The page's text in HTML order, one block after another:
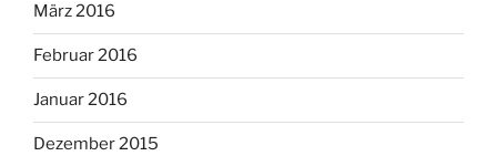
März 2016
Februar 2016
Januar 2016
Dezember 2015